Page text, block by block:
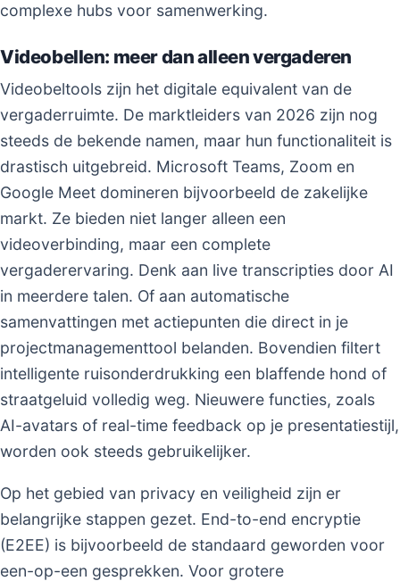
complexe hubs voor samenwerking.
Videobellen: meer dan alleen vergaderen
Videobeltools zijn het digitale equivalent van de
vergaderruimte. De marktleiders van 2026 zijn nog
steeds de bekende namen, maar hun functionaliteit is
drastisch uitgebreid. Microsoft Teams, Zoom en
Google Meet domineren bijvoorbeeld de zakelijke
markt. Ze bieden niet langer alleen een
videoverbinding, maar een complete
vergaderervaring. Denk aan live transcripties door AI
in meerdere talen. Of aan automatische
samenvattingen met actiepunten die direct in je
projectmanagementtool belanden. Bovendien filtert
intelligente ruisonderdrukking een blaffende hond of
straatgeluid volledig weg. Nieuwere functies, zoals
AI-avatars of real-time feedback op je presentatiestijl,
worden ook steeds gebruikelijker.
Op het gebied van privacy en veiligheid zijn er
belangrijke stappen gezet. End-to-end encryptie
(E2EE) is bijvoorbeeld de standaard geworden voor
een-op-een gesprekken. Voor grotere